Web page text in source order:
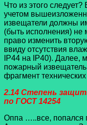
Что из этого
учетом
извещатели должны
(быть исполнения) не
право изменить
ввиду отсутствия
IP44 на IP40). Далее,
пожарный
фрагмент
2.14 Степень
по ГОСТ 14254
Оппа …..все, попался